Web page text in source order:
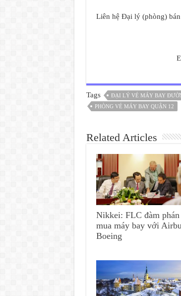
Liên hệ Đại lý (phòng)
Tags ĐẠI LÝ VÉ MÁY BAY
PHÒNG VÉ MÁY BAY QUẬN 12
Related Articles
Nikkei: FLC đàm phán
mua máy bay với
Boeing